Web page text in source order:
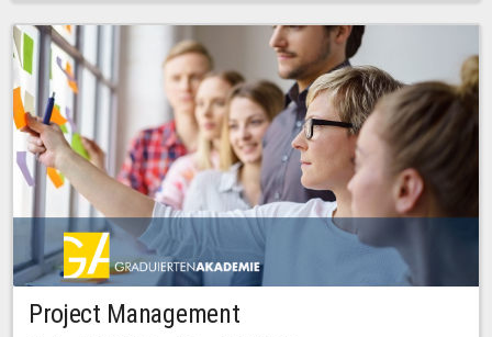
Project Management